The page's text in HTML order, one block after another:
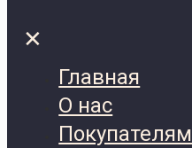
✕
Главная
О нас
Покупателям